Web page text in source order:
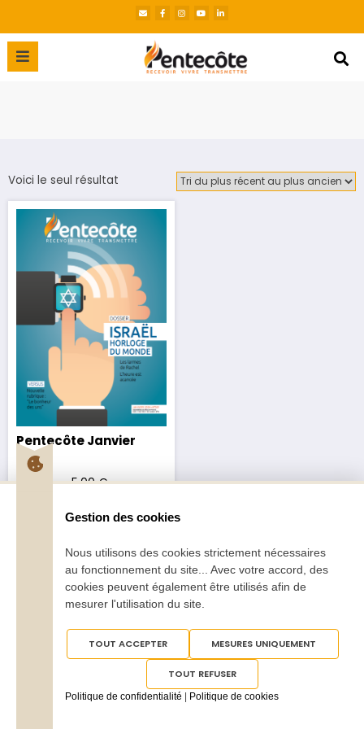
Voici le seul résultat
Pentecôte Janvier
2024
– 5,00€
Gestion des cookies
Nous utilisons des cookies strictement nécessaires
au fonctionnement du site... Avec votre accord, des
cookies peuvent également être utilisés afin de
mesurer l'utilisation du site.
TOUT ACCEPTER MESURES UNIQUEMENT
TOUT REFUSER
Politique de confidentialité Politique de cookies